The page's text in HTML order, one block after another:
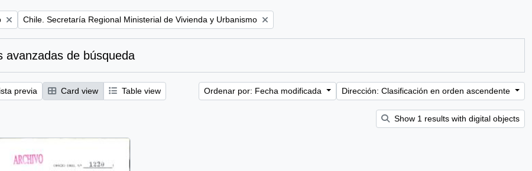
Remove filter:
Chile. Secretaría Regional Ministerial de Vivienda y Urbanismo
avanzadas de búsqueda
previa Card view Table view Ordenar por: Fecha modificada Dirección: Clasificación en orden ascendente
Show 1 results with digital objects